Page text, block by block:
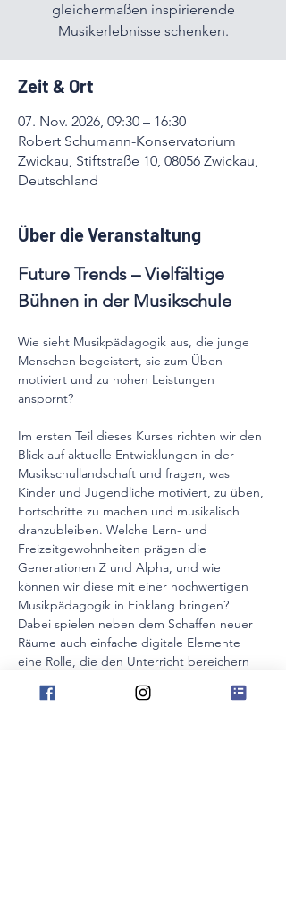
gleichermaßen inspirierende
Musikerlebnisse schenken.
Zeit & Ort
07. Nov. 2026, 09:30 – 16:30
Robert Schumann-Konservatorium
Zwickau, Stiftstraße 10, 08056 Zwickau,
Deutschland
Über die Veranstaltung
Future Trends – Vielfältige
Bühnen in der Musikschule
Wie sieht Musikpädagogik aus, die junge
Menschen begeistert, sie zum Üben
motiviert und zu hohen Leistungen
anspornt?
Im ersten Teil dieses Kurses richten wir den
Blick auf aktuelle Entwicklungen in der
Musikschullandschaft und fragen, was
Kinder und Jugendliche motiviert, zu üben,
Fortschritte zu machen und musikalisch
dranzubleiben. Welche Lern- und
Freizeitgewohnheiten prägen die
Generationen Z und Alpha, und wie
können wir diese mit einer hochwertigen
Musikpädagogik in Einklang bringen?
Dabei spielen neben dem Schaffen neuer
Räume auch einfache digitale Elemente
eine Rolle, die den Unterricht bereichern
können.